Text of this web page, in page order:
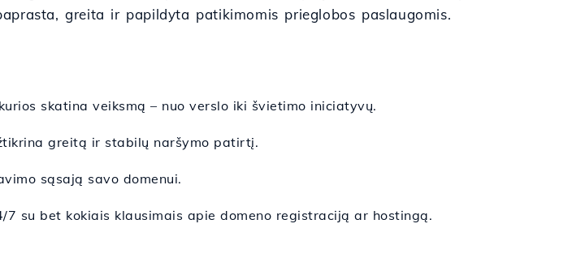
greita ir papildyta patikimomis prieglobos paslaugomis.
skatina veiksmą – nuo verslo iki švietimo iniciatyvų.
greitą ir stabilų naršymo patirtį.
sąsają savo domenui.
su bet kokiais klausimais apie domeno registraciją ar hostingą.